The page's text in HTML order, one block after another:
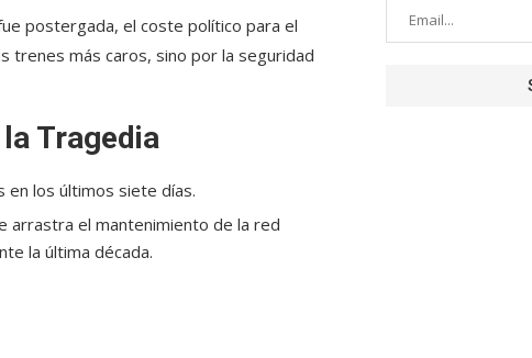
postergada, el coste político para el
trenes más caros, sino por la seguridad
Tragedia
en los últimos siete días.
arrastra el mantenimiento de la red
la última década.